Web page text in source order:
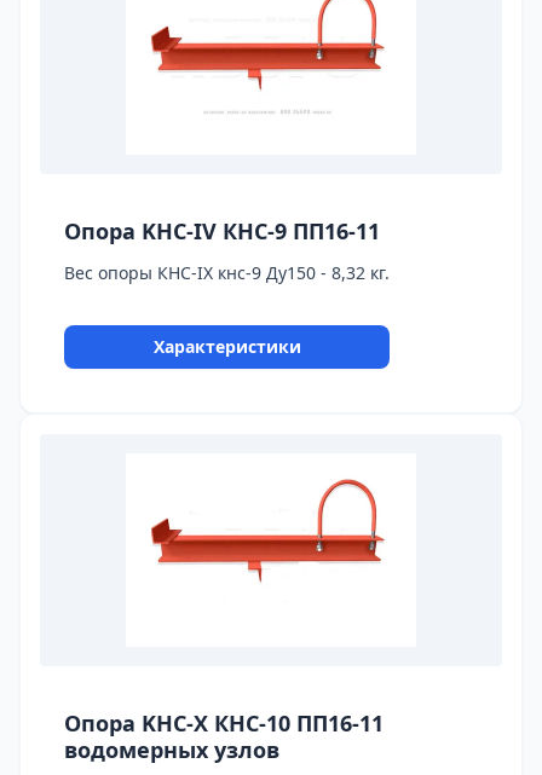
Опора KHC-IV КНС-9 ПП16-11
Вес опоры КНС-IX кнс-9 Ду150 - 8,32 кг.
Характеристики
Опора KHC-X КНС-10 ПП16-11
водомерных узлов